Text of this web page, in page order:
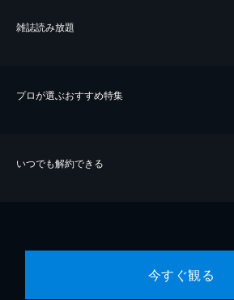
雑誌読み放題
プロが選ぶおすすめ特集
いつでも解約できる
今すぐ観る